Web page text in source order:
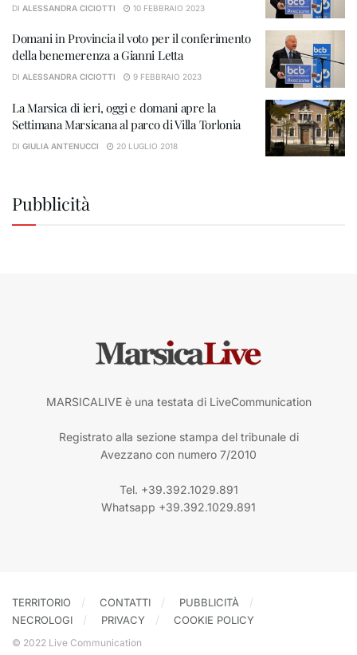
DI ALESSANDRA CICIOTTI 10 FEBBRAIO 2023
Domani in Provincia il voto per il conferimento
della benemerenza a Gianni Letta
DI ALESSANDRA CICIOTTI 9 FEBBRAIO 2023
La Marsica di ieri, oggi e domani apre la
Settimana Marsicana al parco di Villa Torlonia
DI GIULIA ANTENUCCI 20 LUGLIO 2018
Pubblicità
MARSICALIVE è una testata di LiveCommunication
Registrato alla sezione stampa del tribunale di
Avezzano con numero 7/2010
Tel. +39.392.1029.891
Whatsapp +39.392.1029.891
TERRITORIO CONTATTI
PUBBLICITÀ
NECROLOGI
PRIVACY COOKIE POLICY
© 2022 Live Communication